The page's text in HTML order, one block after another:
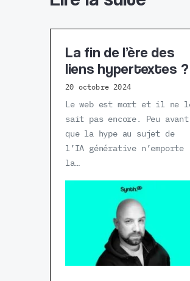
La fin de l’ère des
liens hypertextes ?
20 octobre 2024
Le web est mort et il ne
sait pas encore. Peu avant
que la hype au sujet de
l’IA générative n’emporte
la…